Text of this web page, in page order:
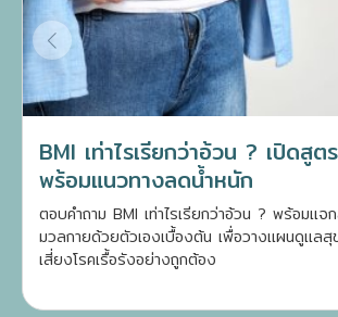
BMI เท่าไรเรียกว่าอ้วน ? เปิดสู
พร้อมแนวทางลดน้ำหนัก
ตอบคำถาม BMI เท่าไรเรียกว่าอ้วน ? พร้อมแ
มวลกายด้วยตัวเองเบื้องต้น เพื่อวางแผนดูแลสุ
เสี่ยงโรคเรื้อรังอย่างถูกต้อง